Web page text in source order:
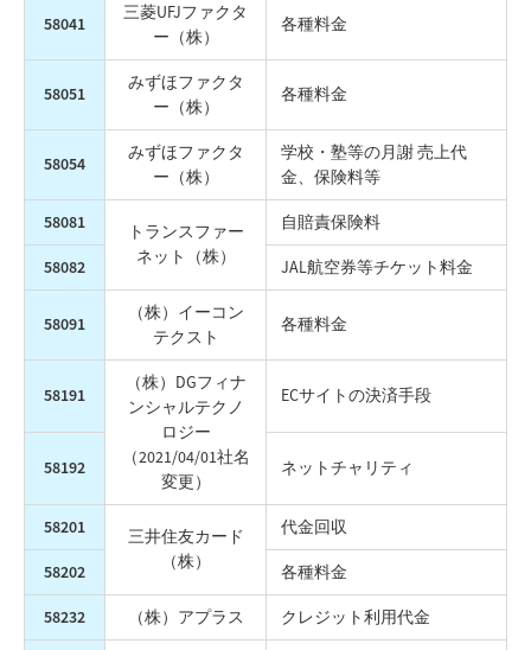
58041
三菱UFJファクタ
ー（株）
各種料金
58051
みずほファクタ
ー（株）
各種料金
58054
みずほファクタ
ー（株）
学校・塾等の月謝 売上代
金、保険料等
58081
トランスファー
ネット（株）
自賠責保険料
58082 JAL航空券等チケット料金
58091
（株）イーコン
テクスト
各種料金
58191
（株）DGフィナ
ンシャルテクノ
ロジー
（2021/04/01社名
変更）
ECサイトの決済手段
58192 ネットチャリティ
58201
三井住友カード
（株）
代金回収
58202 各種料金
58232 （株）アプラス クレジット利用代金